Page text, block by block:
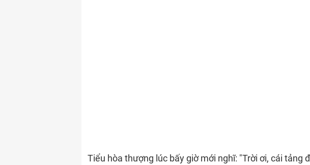
Tiểu hòa thượng lúc bấy giờ mới nghĩ: "Trời ơi, cái tảng